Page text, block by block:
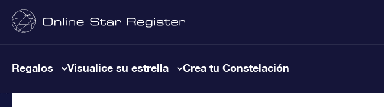
Regalos Visualice su estrella Crea tu Constelación